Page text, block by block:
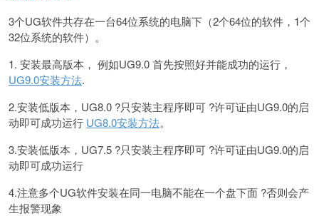
3个UG软件共存在一台64位系统的电脑下（2个64位的软件，1个
32位系统的软件）。
1. 安装最高版本， 例如UG9.0 首先按照好并能成功的运行，
UG9.0安装方法.
2.安装低版本，UG8.0 ?只安装主程序即可 ?许可证由UG9.0的启
动即可成功运行 UG8.0安装方法。
3.安装低版本，UG7.5 ?只安装主程序即可 ?许可证由UG9.0的启
动即可成功运行
4.注意多个UG软件安装在同一电脑不能在一个盘下面 ?否则会产
生报警现象